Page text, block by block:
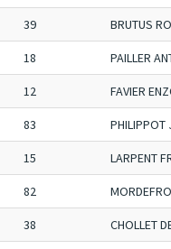
39 BRUTUS
18 PAILLER
12 FAVIER
83 PHILIPPOT
15 LARPENT
82
38 CHOLLET